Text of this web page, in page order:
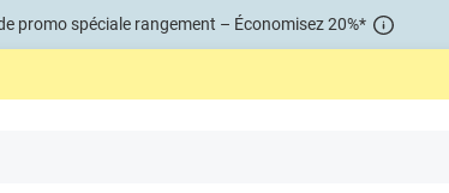
promo spéciale rangement – Économisez 20%*